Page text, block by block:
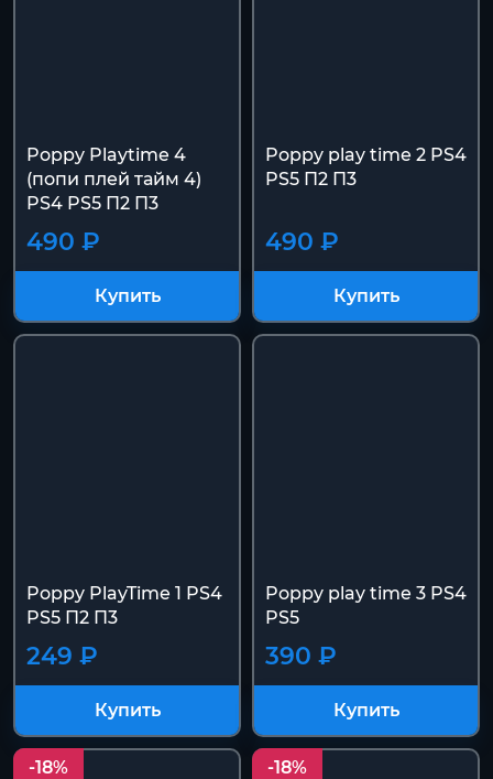
Poppy Playtime 4
(попи плей тайм 4)
PS4 PS5 П2 П3
490 ₽
Купить
Poppy play time 2 PS4
PS5 П2 П3
490 ₽
Купить
Poppy PlayTime 1 PS4
PS5 П2 П3
249 ₽
Купить
Poppy play time 3 PS4
PS5
390 ₽
Купить
-18% -18%